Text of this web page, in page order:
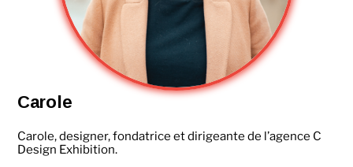
Carole
Carole, designer, fondatrice et dirigeante de l’agence C
Design Exhibition.